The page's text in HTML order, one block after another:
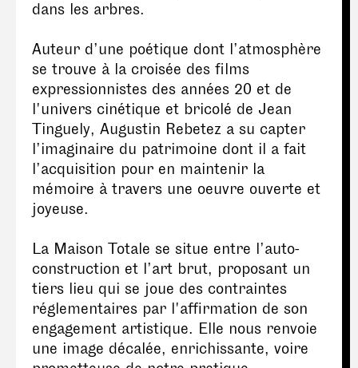
dans les arbres.
Auteur d’une poétique dont l’atmosphère
se trouve à la croisée des films
expressionnistes des années 20 et de
l'univers cinétique et bricolé de Jean
Tinguely, Augustin Rebetez a su capter
l’imaginaire du patrimoine dont il a fait
l’acquisition pour en maintenir la
mémoire à travers une oeuvre ouverte et
joyeuse.
La Maison Totale se situe entre l’auto-
construction et l’art brut, proposant un
tiers lieu qui se joue des contraintes
réglementaires par l'affirmation de son
engagement artistique. Elle nous renvoie
une image décalée, enrichissante, voire